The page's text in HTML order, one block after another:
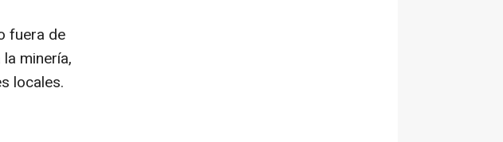
fuera de
minería,
locales.